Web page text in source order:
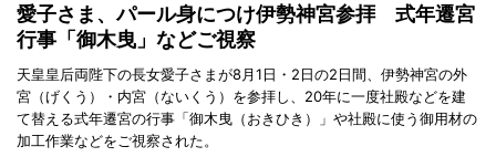
愛子さま、パール身につけ伊勢神宮参拝 式年遷宮
行事「御木曳」などご視察
天皇皇后両陛下の長女愛子さまが8月1日・2日の2日間、伊勢神宮の外
宮（げくう）・内宮（ないくう）を参拝し、20年に一度社殿などを建
て替える式年遷宮の行事「御木曳（おきひき）」や社殿に使う御用材の
加工作業などをご視察された。